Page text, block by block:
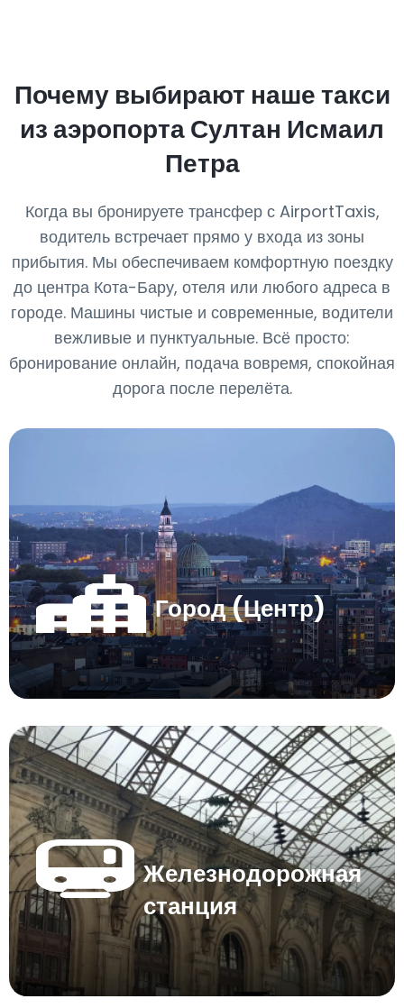
Почему выбирают наше такси
из аэропорта Султан Исмаил
Петра
Когда вы бронируете трансфер с AirportTaxis,
водитель встречает прямо у входа из зоны
прибытия. Мы обеспечиваем комфортную поездку
до центра Кота-Бару, отеля или любого адреса в
городе. Машины чистые и современные, водители
вежливые и пунктуальные. Всё просто:
бронирование онлайн, подача вовремя, спокойная
дорога после перелёта.
Город (Центр)
Железнодорожная
станция